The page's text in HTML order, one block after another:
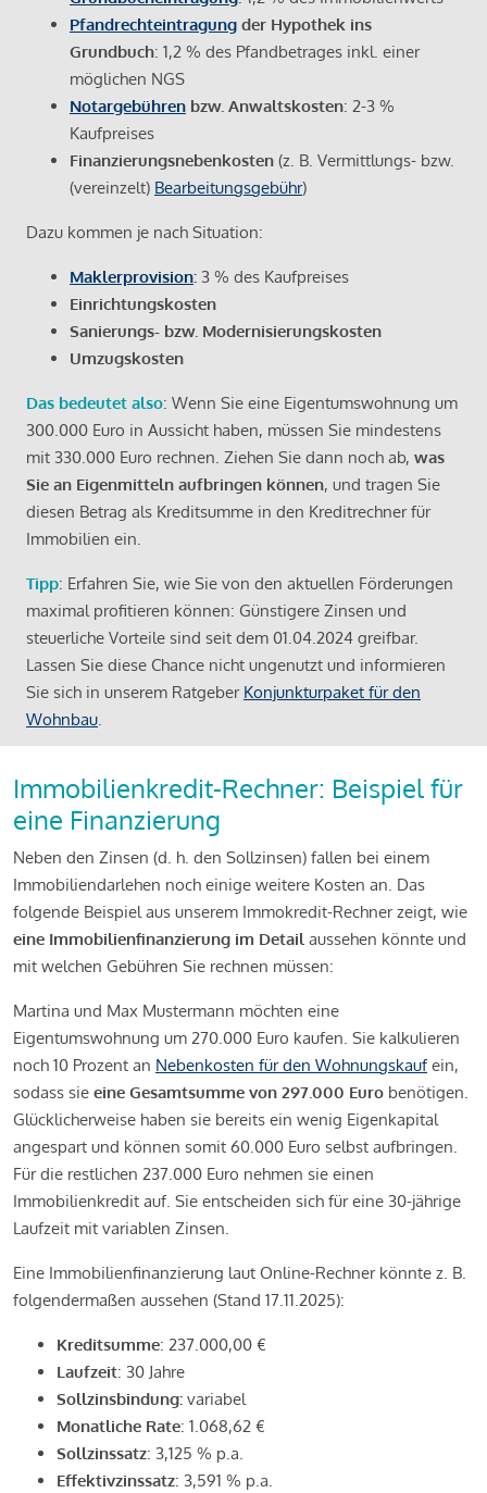
Pfandrechteintragung der Hypothek ins
Grundbuch: 1,2 % des Pfandbetrages inkl. einer
möglichen NGS
Notargebühren bzw. Anwaltskosten: 2-3 %
Kaufpreises
Finanzierungsnebenkosten (z. B. Vermittlungs- bzw.
(vereinzelt) Bearbeitungsgebühr)
Dazu kommen je nach Situation:
Maklerprovision: 3 % des Kaufpreises
Einrichtungskosten
Sanierungs- bzw. Modernisierungskosten
Umzugskosten
Das bedeutet also: Wenn Sie eine Eigentumswohnung um
300.000 Euro in Aussicht haben, müssen Sie mindestens
mit 330.000 Euro rechnen. Ziehen Sie dann noch ab, was
Sie an Eigenmitteln aufbringen können, und tragen Sie
diesen Betrag als Kreditsumme in den Kreditrechner für
Immobilien ein.
Tipp: Erfahren Sie, wie Sie von den aktuellen Förderungen
maximal profitieren können: Günstigere Zinsen und
steuerliche Vorteile sind seit dem 01.04.2024 greifbar.
Lassen Sie diese Chance nicht ungenutzt und informieren
Sie sich in unserem Ratgeber Konjunkturpaket für den
Wohnbau.
Immobilienkredit-Rechner: Beispiel für
eine Finanzierung
Neben den Zinsen (d. h. den Sollzinsen) fallen bei einem
Immobiliendarlehen noch einige weitere Kosten an. Das
folgende Beispiel aus unserem Immokredit-Rechner zeigt, wie
eine Immobilienfinanzierung im Detail aussehen könnte und
mit welchen Gebühren Sie rechnen müssen:
Martina und Max Mustermann möchten eine
Eigentumswohnung um 270.000 Euro kaufen. Sie kalkulieren
noch 10 Prozent an Nebenkosten für den Wohnungskaufein,
sodass sie eine Gesamtsumme von 297.000 Euro benötigen.
Glücklicherweise haben sie bereits ein wenig Eigenkapital
angespart und können somit 60.000 Euro selbst aufbringen.
Für die restlichen 237.000 Euro nehmen sie einen
Immobilienkredit auf. Sie entscheiden sich für eine 30-jährige
Laufzeit mit variablen Zinsen.
Eine Immobilienfinanzierung laut Online-Rechner könnte z. B.
folgendermaßen aussehen (Stand 17.11.2025):
Kreditsumme: 237.000,00 €
Laufzeit: 30 Jahre
Sollzinsbindung: variabel
Monatliche Rate: 1.068,62 €
Sollzinssatz: 3,125 % p.a.
Effektivzinssatz: 3,591 % p.a.